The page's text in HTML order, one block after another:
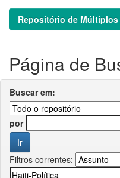
Repositório de Múltiplos
Página de
Buscar em:
por
Filtros correntes: